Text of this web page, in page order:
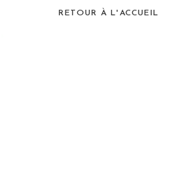
RETOUR À L'ACCUEIL